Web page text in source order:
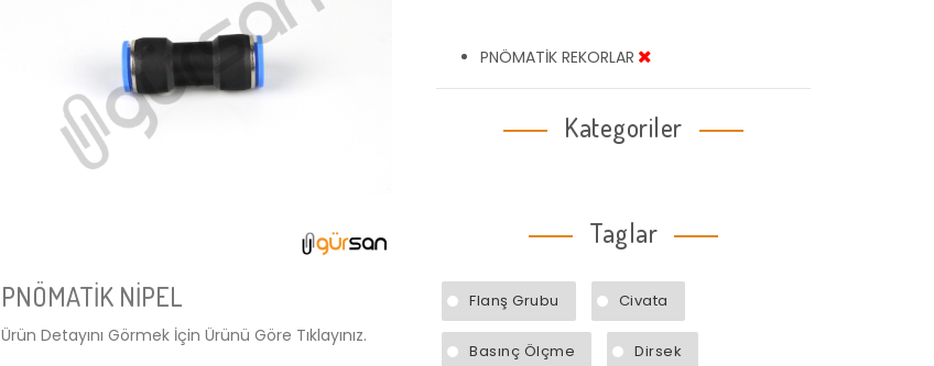
PNÖMATİK NİPEL
Ürün Detayını Görmek İçin Ürünü Göre Tıklayınız.
PNÖMATİK REKORLAR
Kategoriler
Taglar
Flanş Grubu Civata
Basınç Ölçme Dirsek